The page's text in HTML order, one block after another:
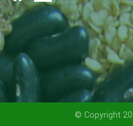
© Copyright